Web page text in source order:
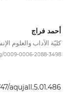
أحمد فراج
كليّة الآداب والعلوم
0009-0006-2088-3498
aqujall.5.01.486